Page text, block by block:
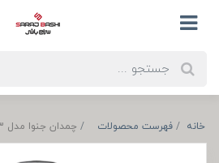
خانه فهرست محصولات چمدان جنوا مدل G2423 سایز متوسط رنگ قرمز